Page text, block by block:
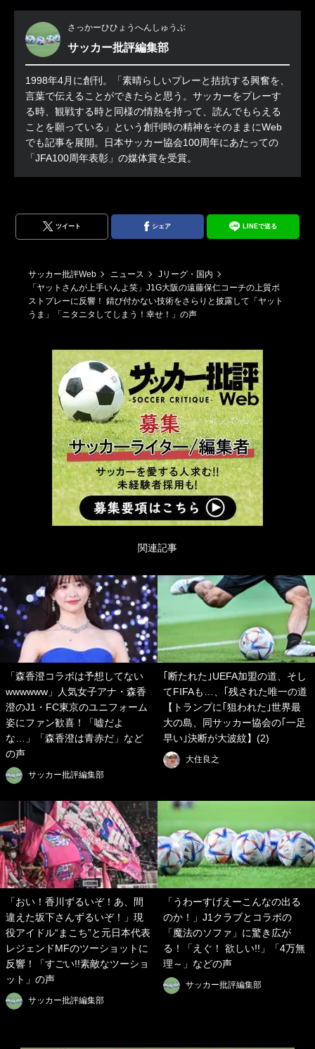
さっかーひひょうへんしゅうぶ
サッカー批評編集部
1998年4月に創刊。「素晴らしいプレーと拮抗する興奮を、
言葉で伝えることができたらと思う。サッカーをプレーす
る時、観戦する時と同様の情熱を持って、読んでもらえる
ことを願っている」という創刊時の精神をそのままにWeb
でも記事を展開。日本サッカー協会100周年にあたっての
「JFA100周年表彰」の媒体賞を受賞。
ツイート シェア LINEで送る
サッカー批評Web ニュース
Jリーグ・国内
「ヤットさんが上手いんよ笑」J1G大阪の遠藤保仁コーチの上質ポ
ストプレーに反響！ 錆び付かない技術をさらりと披露して「ヤット
うま」「ニタニタしてしまう！幸せ！」の声
関連記事
「森香澄コラボは予想してない
wwwwww」人気女子アナ・森香
澄のJ1・FC東京のユニフォーム
姿にファン歓喜！「嘘だよ
な…」「森香澄は青赤だ」など
の声
サッカー批評編集部
｢断たれた｣UEFA加盟の道、そし
てFIFAも…、｢残された唯一の道
【トランプに｢狙われた｣世界最
大の島、同サッカー協会の｢一足
早い｣決断が大波紋】(2)
大住良之
「おい！香川ずるいぞ！あ、間
違えた坂下さんずるいぞ！」現
役アイドル“まこち”と元日本代表
レジェンドMFのツーショットに
反響！「すごい!!素敵なツーショ
ット」の声
サッカー批評編集部
「うわーすげえーこんなの出る
のか！」J1クラブとコラボの
「魔法のソファ」に驚き広が
る！「えぐ！ 欲しい!!」「4万無
理～」などの声
サッカー批評編集部